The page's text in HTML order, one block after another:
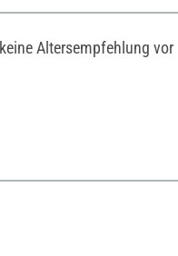
Altersempfehlung vor